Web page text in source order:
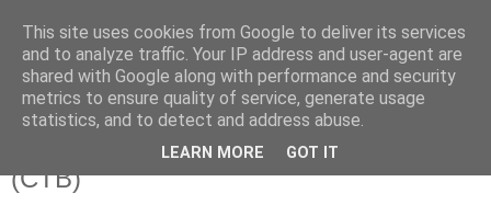
Está de pinga
10/11/12
Afluentes 68 e Ilustrísimos, Ilustrados
(CTB)
This site uses cookies from Google to deliver its services
and to analyze traffic. Your IP address and user-agent are
shared with Google along with performance and security
metrics to ensure quality of service, generate usage
statistics, and to detect and address abuse.
LEARN MORE GOT IT